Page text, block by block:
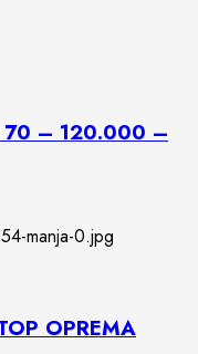
70 – 120.000 –
OPREMA